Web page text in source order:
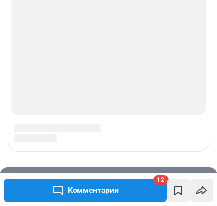
Комментарии
12